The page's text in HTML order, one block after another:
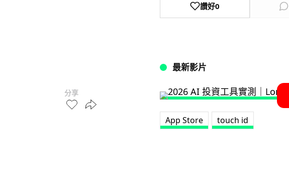
分享
讚好0
最新影片
App Store touch id